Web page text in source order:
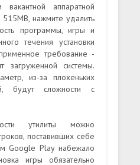
аппаратной
515MB, нажмите удалить
программы, игры и
течения установки
требование -
загруженной системы.
из-за плохеньких
будут сложности с
утилиты можно
поставивших себе
Google Play набежало
игры обязательно